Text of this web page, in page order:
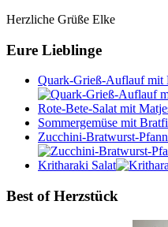
Herzliche Grüße Elke
Eure Lieblinge
Quark-Grieß-Auflauf mit
Rote-Bete-Salat mit
Sommergemüse mit
Zucchini-Bratwurst-
Kritharaki Salat
Best of Herzstück